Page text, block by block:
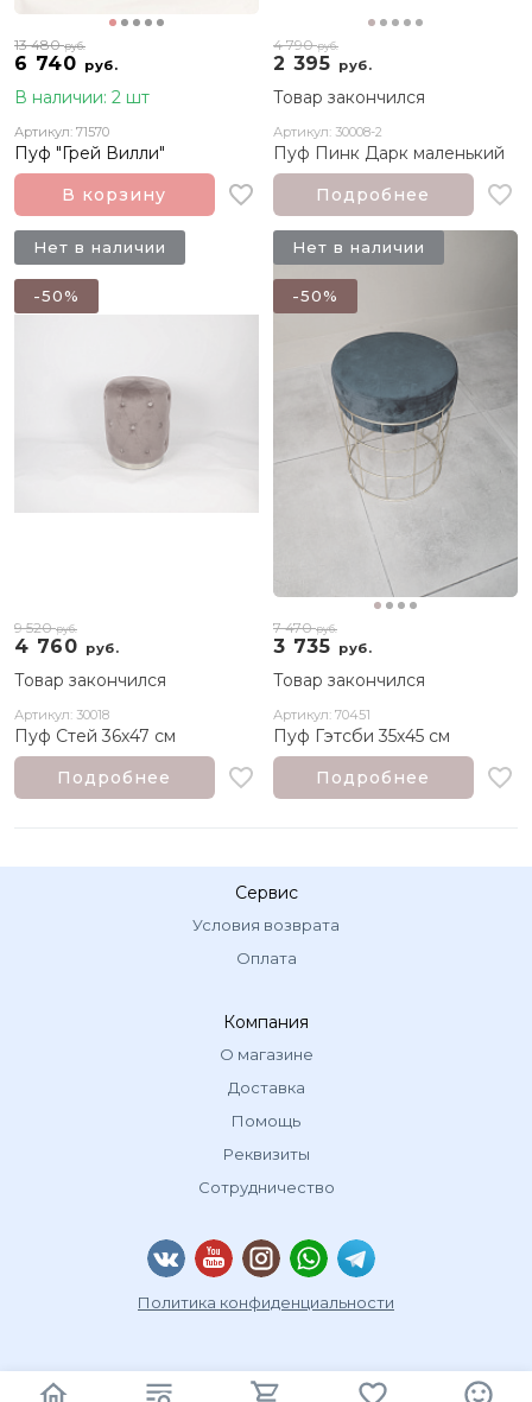
6 740 руб.
13 480руб.
В наличии: 2 шт
Артикул: 71570
Пуф "Грей Вилли"
В корзину
2 395 руб.
4 790руб.
Товар закончился
Артикул: 30008-2
Пуф Пинк Дарк маленький
Подробнее
4 760 руб.
9 520руб.
Товар закончился
Артикул: 30018
Пуф Стей 36х47 см
Подробнее
Нет в наличии
-50%
3 735 руб.
7 470руб.
Товар закончился
Артикул: 70451
Пуф Гэтсби 35х45 см
Подробнее
Нет в наличии
-50%
Сервис
Условия возврата
Оплата
Компания
О магазине
Доставка
Помощь
Реквизиты
Сотрудничество
Политика конфиденциальности